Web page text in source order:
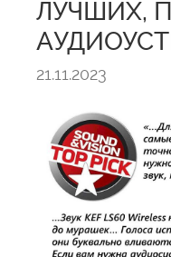
ЛУЧШИХ,
21.11.2023